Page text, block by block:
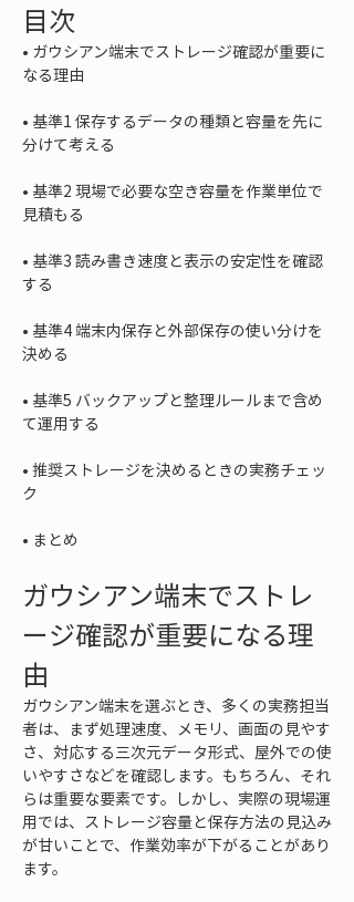
目次
• ガウシアン端末でストレージ確認が重要に
• 基準1 保存するデータの種類と容量を先に
• 基準2 現場で必要な空き容量を作業単位で
• 基準3 読み書き速度と表示の安定性を確認
• 基準4 端末内保存と外部保存の使い分けを
• 基準5 バックアップと整理ルールまで含め
• 推奨ストレージを決めるときの実務チェッ
• まとめ
ガウシアン端末でストレ
ージ確認が重要になる理
由
ガウシアン端末を選ぶとき、多くの実務担当
者は、まず処理速度、メモリ、画面の見やす
さ、対応する三次元データ形式、屋外での使
いやすさなどを確認します。もちろん、それ
らは重要な要素です。しかし、実際の現場運
用では、ストレージ容量と保存方法の見込み
が甘いことで、作業効率が下がることがあり
ます。